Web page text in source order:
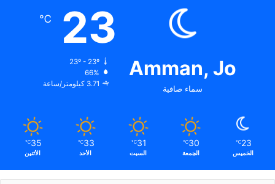
Amman, Jo
سماء صافية
23
℃
23º - 23º
66%
3.71 كيلومتر/ساعة
23
℃
الخميس
30
℃
الجمعة
31
℃
السبت
33
℃
الأحد
35
℃
الأثنين